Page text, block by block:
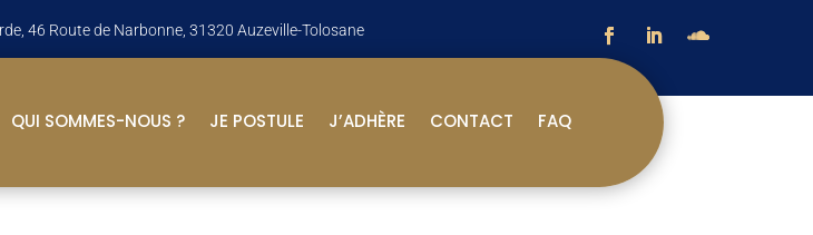
46 Route de Narbonne, 31320 Auzeville-Tolosane
QUI SOMMES-NOUS ? JE POSTULE J’ADHÈRE CONTACT FAQ